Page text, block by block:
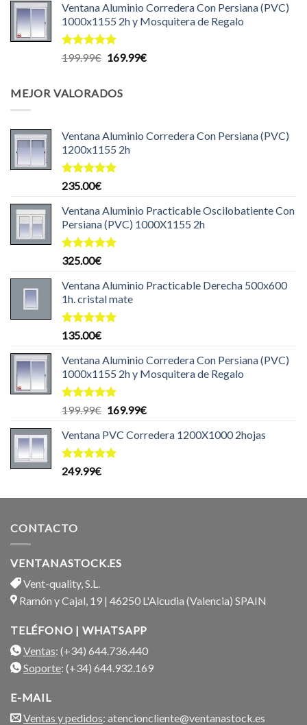
original
era:
204.99€.
actual
es:
Ventana Aluminio Corredera Con Persiana (PVC)
1000x1155 2h y Mosquitera de Regalo
Valorado
199.99€ El
era:
169.99€El
MEJOR VALORADOS
Ventana Aluminio Corredera Con Persiana (PVC)
1200x1155 2h
Valorado
de 5
235.00€
Ventana Aluminio Practicable Oscilobatiente Con
Persiana (PVC) 1000X1155 2h
Valorado
de 5
325.00€
Ventana Aluminio Practicable Derecha 500x600
1h. cristal mate
Valorado
de 5
135.00€
Ventana Aluminio Corredera Con Persiana (PVC)
1000x1155 2h y Mosquitera de Regalo
Valorado
de 5
199.99€ El
original
era:
169.99€El
actual
Ventana PVC Corredera 1200X1000 2hojas
Valorado
249.99€
CONTACTO
VENTANASTOCK.ES
Vent-quality, S.L.
Ramón y Cajal, 19 | 46250 L'Alcudia (Valencia) SPAIN
TELÉFONO | WHATSAPP
Ventas: (+34) 644.736.440
Soporte: (+34) 644.932.169
E-MAIL
Ventas y pedidos: atencioncliente@ventanastock.es